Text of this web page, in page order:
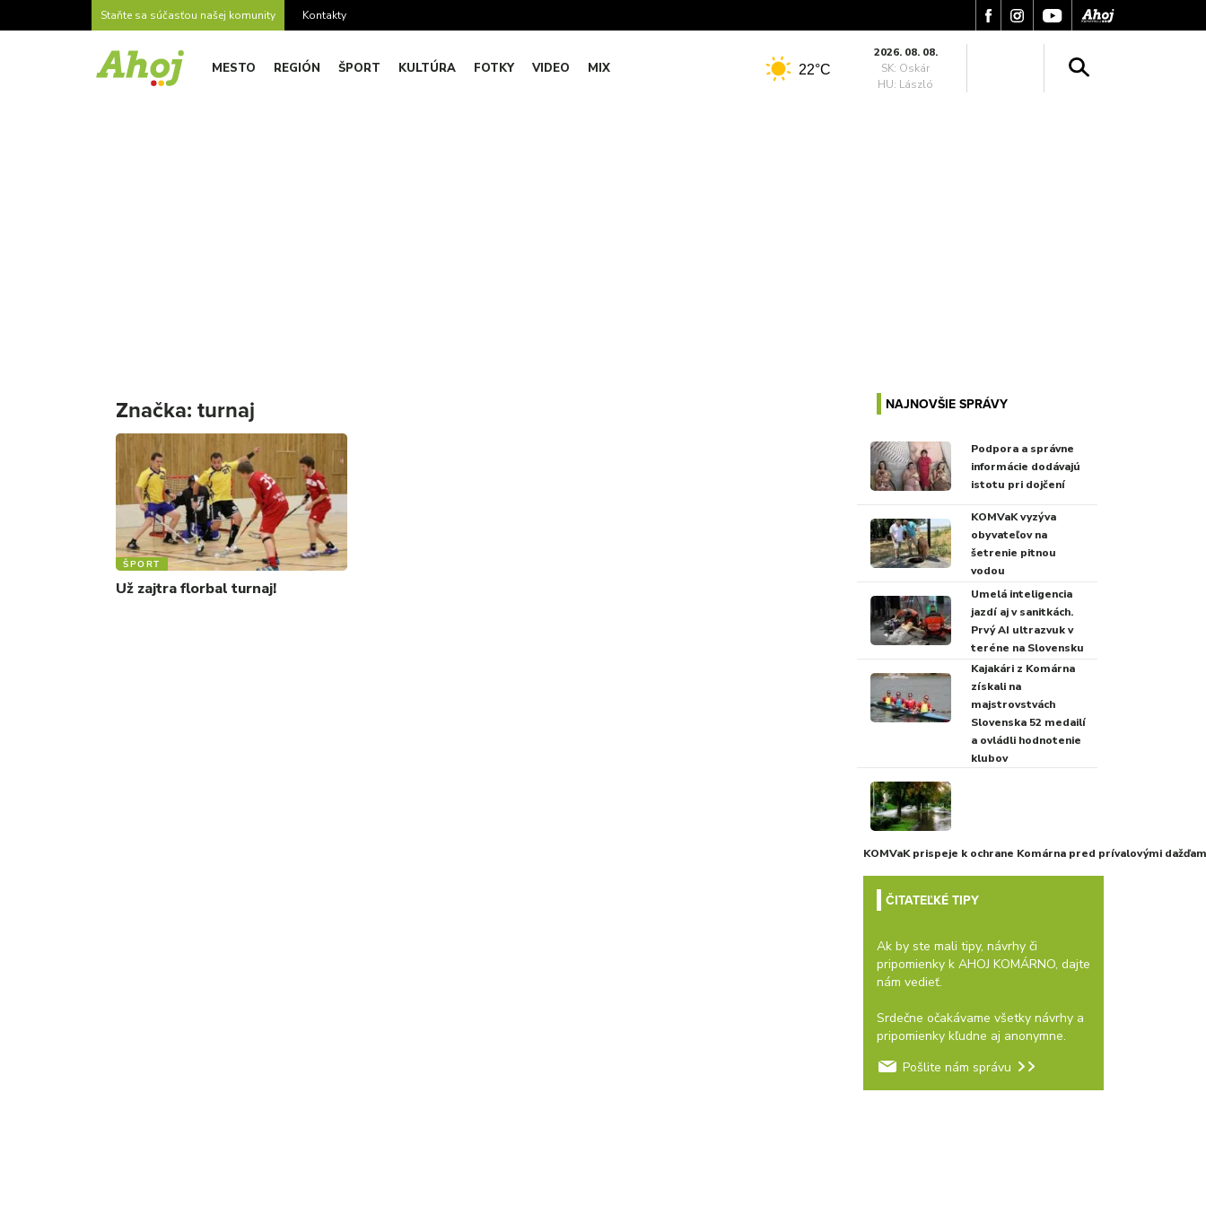
Staňte sa súčasťou našej komunity Kontakty
MESTO REGIÓN ŠPORT KULTÚRA FOTKY VIDEO MIX 22°C
2026. 08. 08.
SK: Oskár
HU: László
Značka: turnaj
ŠPORT
Už zajtra florbal turnaj!
NAJNOVŠIE SPRÁVY
Podpora a správne
informácie dodávajú
istotu pri dojčení
KOMVaK vyzýva
obyvateľov na
šetrenie pitnou
vodou
Umelá inteligencia
jazdí aj v sanitkách.
Prvý AI ultrazvuk v
teréne na Slovensku
Kajakári z Komárna
získali na
majstrovstvách
Slovenska 52 medailí
a ovládli hodnotenie
klubov
KOMVaK prispeje k ochrane Komárna pred prívalovými
ČITATEĽKÉ TIPY
Ak by ste mali tipy, návrhy či
pripomienky k AHOJ KOMÁRNO, dajte
nám vedieť.
Srdečne očakávame všetky návrhy a
pripomienky kľudne aj anonymne.
Pošlite nám správu